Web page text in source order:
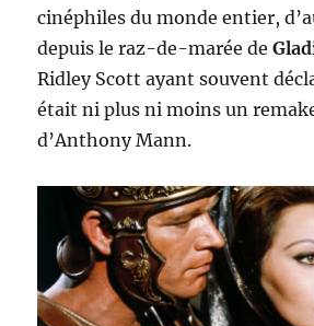
cinéphiles du monde entier,
depuis le raz-de-marée de
Ridley Scott ayant souvent
était ni plus ni moins un
d’Anthony Mann.